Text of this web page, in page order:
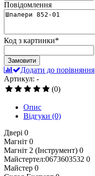
Повідомлення
Код з картинки*
Замовити
Додати до порівняння
Артикул: -
(0)
Опис
Відгуки (0)
Двері 0
Магніт 0
Магніт 2 (Інструмент) 0
Майстертел:0673603532 0
Майстер 0